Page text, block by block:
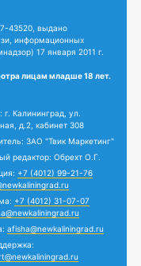
43520, выдано
информационных
17 января 2011 г.
лицам младше 18 лет.
г. Калининград, ул.
д.2, кабинет 308
ЗАО "Твик Маркетинг"
редактор: Обрехт О.Г.
+7 (4012) 99-21-76
+7 (4012) 31-07-07
afisha@newkaliningrad.ru